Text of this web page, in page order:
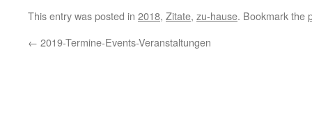
This entry was posted in 2018, Zitate, zu-hause. Bookmark the
← 2019-Termine-Events-Veranstaltungen